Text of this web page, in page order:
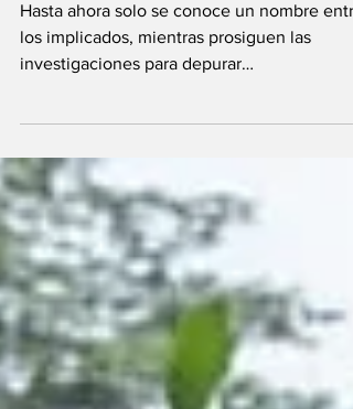
Sanidad‎
Hasta ahora solo se conoce un nombre
investigaciones para depurar
Bienestar Social vuelve estar en el punto de
mira tras confirmarse este miércoles 29 de
julio, a través de una publicación compartida
en X por el vicepresidente de la República,
S.E. Nguema OBIANG MANGUE, otro caso
corrupción en el sector que involucra
directamente a miembros del gobierno de
este departamento ministeri